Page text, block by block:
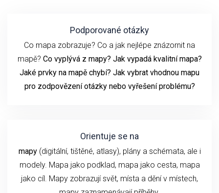
Podporované otázky
Co mapa zobrazuje? Co a jak nejlépe znázornit na
mapě? Co vyplývá z mapy? Jak vypadá kvalitní mapa?
Jaké prvky na mapě chybí? Jak vybrat vhodnou mapu
pro zodpovězení otázky nebo vyřešení problému?
Orientuje se na
mapy(digitální, tištěné, atlasy), plány a schémata, ale i
modely. Mapa jako podklad, mapa jako cesta, mapa
jako cíl. Mapy zobrazují svět, místa a dění v místech,